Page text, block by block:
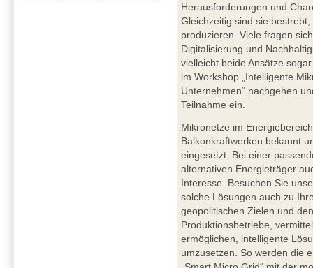
Herausforderungen und
Gleichzeitig sind sie
produzieren. Viele fragen
Digitalisierung und
vielleicht beide Ansätze
im Workshop „Intelligente
Unternehmen“ nachgehen
Teilnahme ein.
Mikronetze im
Balkonkraftwerken bekannt
eingesetzt. Bei einer
alternativen Energieträger
Interesse. Besuchen Sie
solche Lösungen auch zu
geopolitischen Zielen und
Produktionsbetriebe,
ermöglichen, intelligente
umzusetzen. So werden die